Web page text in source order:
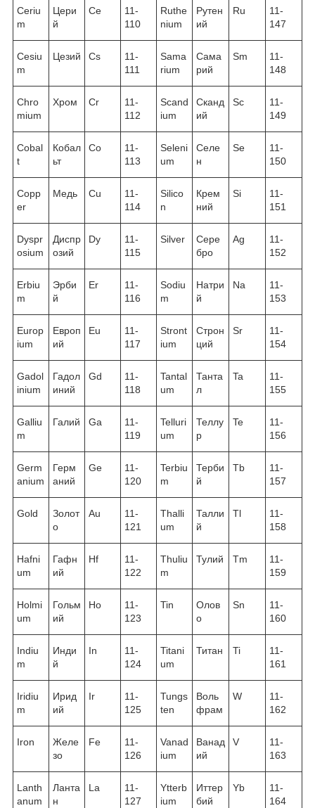
Ceriu
m
Цери
й
Ce
11-
110
Ruthe
nium
Рутен
ий
Ru
11-
147
Cesiu
m
Цезий Cs
11-
111
Sama
rium
Сама
рий
Sm
11-
148
Chro
mium
Хром Cr
11-
112
Scand
ium
Сканд
ий
Sc
11-
149
Cobal
t
Кобал
ьт
Co
11-
113
Seleni
um
Селе
н
Se
11-
150
Copp
er
Медь Cu
11-
114
Silico
n
Крем
ний
Si
11-
151
Dyspr
osium
Диспр
озий
Dy
11-
115
Silver
Сере
бро
Ag
11-
152
Erbiu
m
Эрби
й
Er
11-
116
Sodiu
m
Натри
й
Na
11-
153
Europ
ium
Европ
ий
Eu
11-
117
Stront
ium
Строн
ций
Sr
11-
154
Gadol
inium
Гадол
иний
Gd
11-
118
Tantal
um
Танта
л
Ta
11-
155
Galliu
m
Галий Ga
11-
119
Telluri
um
Теллу
р
Te
11-
156
Germ
anium
Герм
аний
Ge
11-
120
Terbiu
m
Терби
й
Tb
11-
157
Gold
Золот
о
Au
11-
121
Thalli
um
Талли
й
Tl
11-
158
Hafni
um
Гафн
ий
Hf
11-
122
Thuliu
m
Тулий Tm
11-
159
Holmi
um
Гольм
ий
Ho
11-
123
Tin
Олов
о
Sn
11-
160
Indiu
m
Инди
й
In
11-
124
Titani
um
Титан Ti
11-
161
Iridiu
m
Ирид
ий
Ir
11-
125
Tungs
ten
Воль
фрам
W
11-
162
Iron
Желе
зо
Fe
11-
126
Vanad
ium
Ванад
ий
V
11-
163
Lanth
anum
Ланта
н
La
11-
127
Ytterb
ium
Иттер
бий
Yb
11-
164